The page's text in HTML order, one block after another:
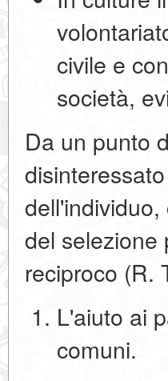
civile e
società,
Da un punto
del selezione
reciproco (R.
L'aiuto ai
comuni.